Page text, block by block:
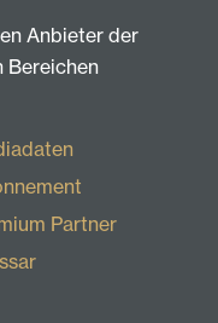
Anbieter der
Bereichen
Partner